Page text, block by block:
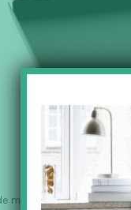
meubles déjà en